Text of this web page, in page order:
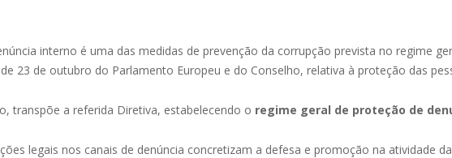
interno é uma das medidas de prevenção da corrupção prevista no regime
23 de outubro do Parlamento Europeu e do Conselho, relativa à proteção das
transpõe a referida Diretiva, estabelecendo o regime geral de proteção de
legais nos canais de denúncia concretizam a defesa e promoção na atividade